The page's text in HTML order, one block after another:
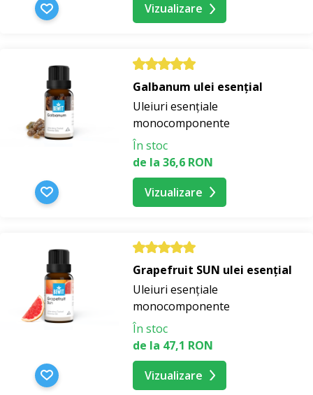
Vizualizare
Galbanum ulei esențial
Uleiuri esențiale
monocomponente
În stoc
de la 36,6 RON
Vizualizare
Grapefruit SUN ulei esențial
Uleiuri esențiale
monocomponente
În stoc
de la 47,1 RON
Vizualizare